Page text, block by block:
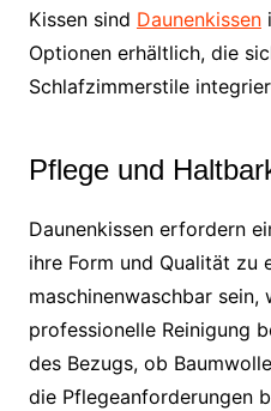
Kissen sind Daunenkissen
Optionen erhältlich, die
Schlafzimmerstile
Pflege und
Daunenkissen erfordern
ihre Form und Qualität zu
maschinenwaschbar sein,
professionelle Reinigung
des Bezugs, ob
die Pflegeanforderungen